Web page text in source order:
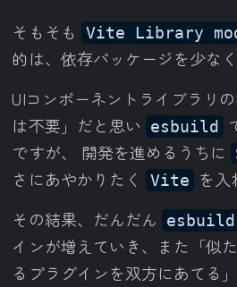
そもそも Vite Library
的は、依存パッケージを少な
UIコンポーネントライブラリ
は不要」だと思い
esbuild
ですが、 開発を進めるうちに
さにあやかりたく
Vite を入
その結果、だんだん
esbuild
インが増えていき、また「似
るプラグインを双方にあてる